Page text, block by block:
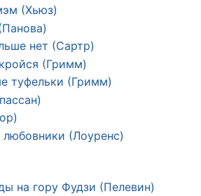
(Хьюз)
нет (Сартр)
(Гримм)
туфельки (Гримм)
(Лоуренс)
на гору Фудзи (Пелевин)